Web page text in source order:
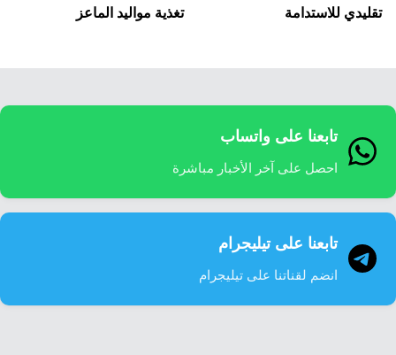
تقليدي للاستدامة
تغذية مواليد الماعز
تابعنا على واتساب
احصل على آخر الأخبار مباشرة
تابعنا على تيليجرام
انضم لقناتنا على تيليجرام